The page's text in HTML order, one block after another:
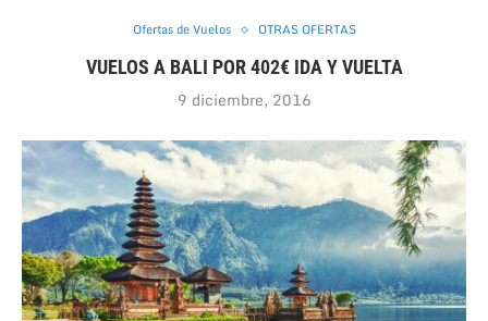
Ofertas de Vuelos OTRAS OFERTAS
VUELOS A BALI POR 402€ IDA Y VUELTA
9 diciembre, 2016